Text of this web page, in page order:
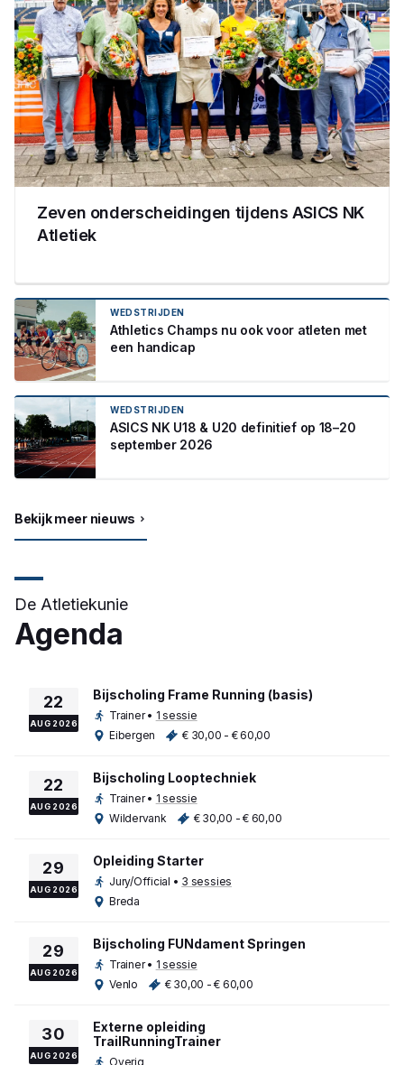
Zeven onderscheidingen tijdens ASICS NK
Atletiek
WEDSTRIJDEN
Athletics Champs nu ook voor atleten met
een handicap
WEDSTRIJDEN
ASICS NK U18 & U20 definitief op 18–20
september 2026
Bekijk meer nieuws
De Atletiekunie
Agenda
22
AUG 2026
Bijscholing Frame Running (basis)
Trainer • 1 sessie
Eibergen
€ 30,00 - € 60,00
22
AUG 2026
Bijscholing Looptechniek
Trainer • 1 sessie
Wildervank
€ 30,00 - € 60,00
29
AUG 2026
Opleiding Starter
Jury/Official • 3 sessies
Breda
29
AUG 2026
Bijscholing FUNdament Springen
Trainer • 1 sessie
Venlo
€ 30,00 - € 60,00
30
AUG 2026
Externe opleiding
TrailRunningTrainer
Overig